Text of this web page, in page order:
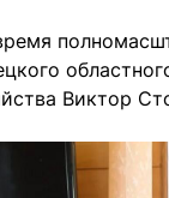
Виктор